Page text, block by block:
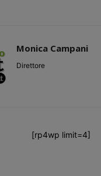
Monica Campani
Direttore
[rp4wp limit=4]